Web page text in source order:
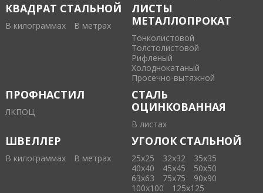
КВАДРАТ СТАЛЬНОЙ
В килограммах В метрах
ЛИСТЫ
МЕТАЛЛОПРОКАТ
Тонколистовой
Толстолистовой
Рифленый
Холоднокатаный
Проcечно-вытяжной
ПРОФНАСТИЛ
ЛКПОЦ
СТАЛЬ
ОЦИНКОВАННАЯ
В листах
ШВЕЛЛЕР
В килограммах В метрах
УГОЛОК СТАЛЬНОЙ
25х25 32х32
35х35
40х40
45х45
50х50
63х63
75х75
90х90
100х100
125х125